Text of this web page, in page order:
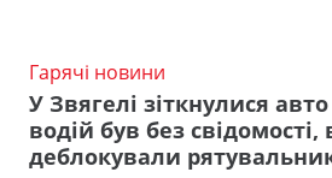
Гарячі новини
У Звягелі зіткнулися
водій був без свідомості,
деблокували